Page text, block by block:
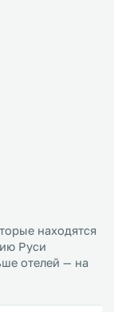
находятся
Руси
отелей — на